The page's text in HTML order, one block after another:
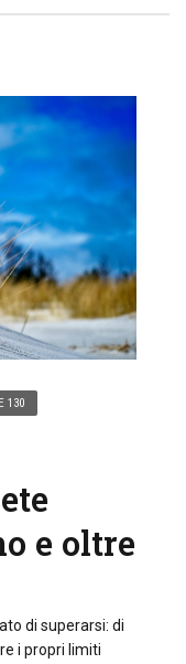
130
e oltre
di superarsi: di
i propri limiti